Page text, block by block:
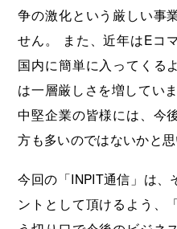
争の激化という厳しい事
せん。 また、近年はEコ
国内に簡単に入ってくる
は一層厳しさを増してい
中堅企業の皆様には、今
方も多いのではないかと思
今回の「INPIT通信」は、
ントとして頂けるよう、